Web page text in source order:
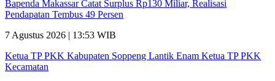
Bapenda Makassar Catat Surplus Rp130 Miliar, Realisasi
Pendapatan Tembus 49 Persen
7 Agustus 2026 | 13:53 WIB
Ketua TP PKK Kabupaten Soppeng Lantik Enam Ketua TP PKK
Kecamatan